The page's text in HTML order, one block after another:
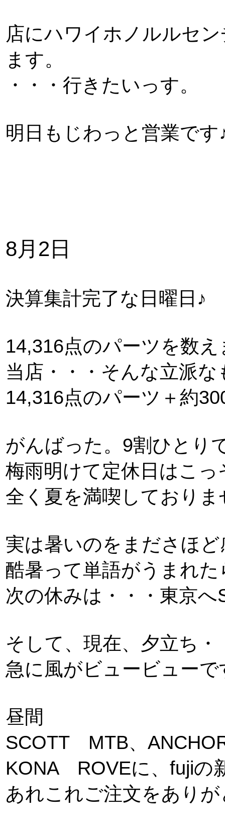
店にハワイホノルルセ
ます。
・・・行きたいっす。
明日もじわっと営業です
8月2日
決算集計完了な日曜日♪
14,316点のパーツを数
当店・・・そんな立派
14,316点のパーツ＋約
がんばった。9割ひと
梅雨明けて定休日はこ
全く夏を満喫しておりま
実は暑いのをまださほ
酷暑って単語がうまれ
次の休みは・・・東京
そして、現在、夕立ち
急に風がビュービューで
昼間
SCOTT MTB、
KONA ROVEに、fujiの
あれこれご注文をあり